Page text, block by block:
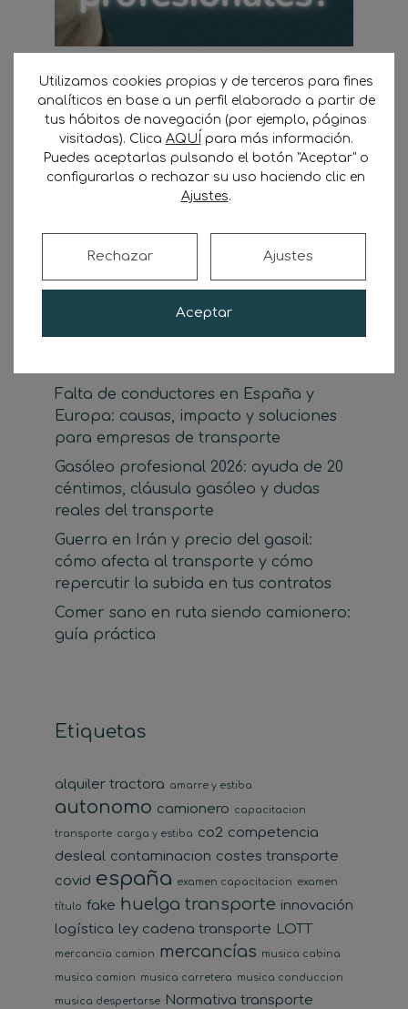
Buscar
Buscar
Últimas noticias
Camión eléctrico para transportista
Falta de conductores en España y
Europa: causas, impacto y soluciones
para empresas de transporte
Gasóleo profesional 2026: ayuda de 20
céntimos, cláusula gasóleo y dudas
reales del transporte
Guerra en Irán y precio del gasoil:
cómo afecta al transporte y cómo
repercutir la subida en tus contratos
Comer sano en ruta siendo camionero:
guía práctica
Etiquetas
alquiler tractora amarre y estiba
autonomo camionero capacitacion
transporte carga y estiba co2 competencia
desleal contaminacion costes transporte
covid españa examen capacitacion examen
título fake huelga transporte innovación
logística ley cadena transporte LOTT
mercancia camion mercancías musica cabina
musica camion musica carretera musica conduccion
musica despertarse
Normativa transporte
Utilizamos cookies propias y de terceros para fines
analíticos en base a un perfil elaborado a partir de
tus hábitos de navegación (por ejemplo, páginas
visitadas). Clica AQUÍ para más información.
Puedes aceptarlas pulsando el botón "Aceptar" o
configurarlas o rechazar su uso haciendo clic en
Ajustes.
Aceptar
Rechazar Ajustes